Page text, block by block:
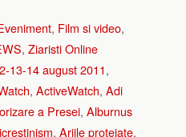
, Film si video,
, Ziaristi Online
13-14 august 2011,
, ActiveWatch, Adi
a Presei, Alburnus
, Ariile protejate,